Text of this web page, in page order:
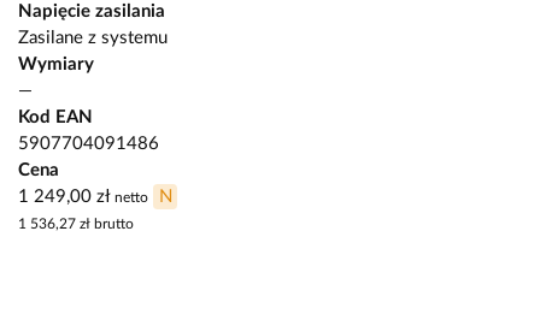
Napięcie zasilania
Zasilane z systemu
Wymiary
—
Kod EAN
5907704091486
Cena
1 249,00 zł netto N
1 536,27 zł brutto